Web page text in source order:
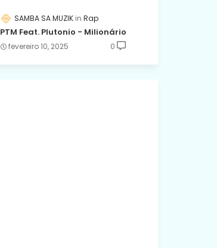
SAMBA SA MUZIK Rap
PTM Feat. Plutonio - Milionário
fevereiro 10, 2025 0